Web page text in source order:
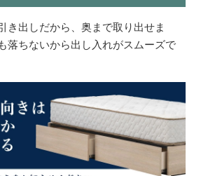
き出しだから、奥まで取り出せま
落ちないから出し入れがスムーズで